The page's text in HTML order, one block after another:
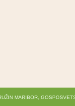
MARIBOR,